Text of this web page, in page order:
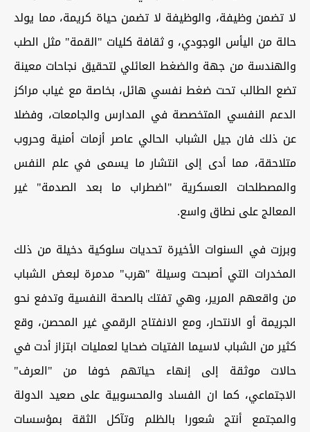
لا تضمن وظيفة، والوظيفة لا تضمن حياة كريمة، مما يولد
حالة من اليأس الوجودي، و ثقافة كليات "القمة" مثل الطب
والهندسة من جهة والضغط العائلي لتحقيق نجاحات معينة
تضع الطالب تحت ضغط نفسي هائل، بخاصة مع غياب مراكز
الدعم النفسي المتخصصة في المدارس والجامعات، وفضلا
عن ذلك فان جيل الشباب الحالي عاصر أزمات أمنية وحروب
متلاحقة، مما أدى إلى انتشار ما يسمى في علم النفس
والمصطلحات العسكرية "اضطراب ما بعد الصدمة" غير
المعالج على نطاق واسع.
وبرزت في السنوات الأخيرة تحديات سلوكية دخيلة من ذلك
المخدرات التي أصبحت وسيلة "هرب" مدمرة لبعض الشباب
من واقعهم المرير، وهي تفتك بالصحة النفسية وتدفع نحو
الجريمة أو الانتحار، ومع الانفتاح الرقمي غير المحصن، وقع
كثير من الشباب لاسيما الفتيات ضحايا لعمليات ابتزاز أدت في
حالات موثقة إلى إنهاء حياتهم خوفا من "العرف"
الاجتماعي، كما ان الفساد والمحسوبية على صعيد الدولة
والمجتمع أنتج شعورا بالظلم وتآكل الثقة بمؤسسات